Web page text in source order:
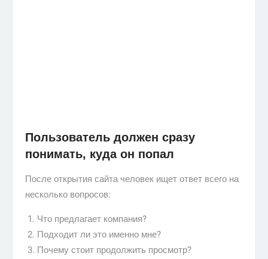
Пользователь должен сразу
понимать, куда он попал
После открытия сайта человек ищет ответ всего на
несколько вопросов:
Что предлагает компания?
Подходит ли это именно мне?
Почему стоит продолжить просмотр?